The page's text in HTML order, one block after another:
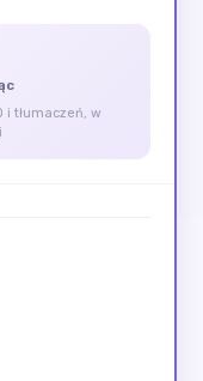
i tłumaczeń, w